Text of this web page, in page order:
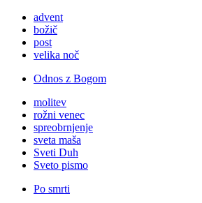
advent
božič
post
velika noč
Odnos z Bogom
molitev
rožni venec
spreobrnjenje
sveta maša
Sveti Duh
Sveto pismo
Po smrti